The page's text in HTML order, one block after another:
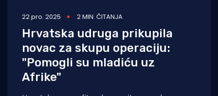
22 pro. 2025 2 MIN. ČITANJA
Hrvatska udruga prikupila
novac za skupu operaciju:
"Pomogli su mladiću uz
Afrike"